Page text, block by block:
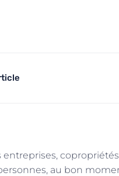
entreprises,
au bon